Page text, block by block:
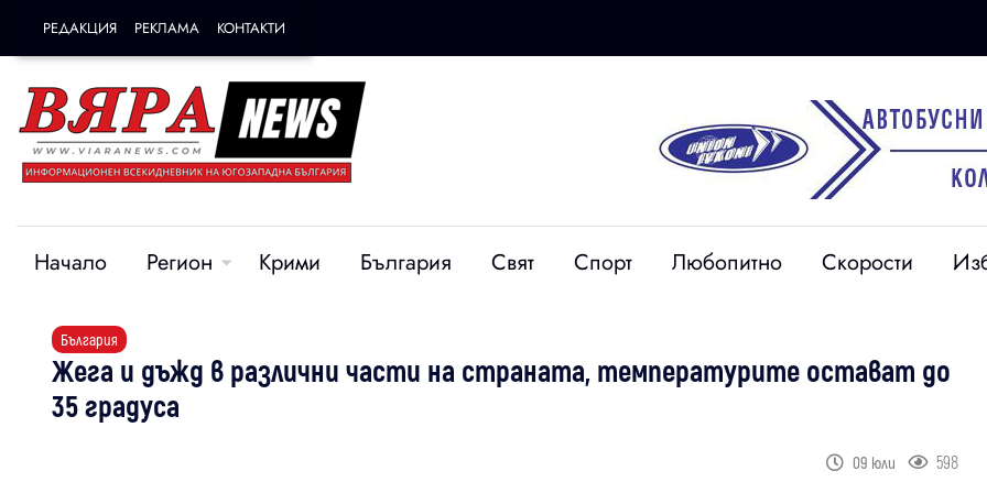
РЕДАКЦИЯ РЕКЛАМА КОНТАКТИ
Начало Регион Крими България Свят Спорт Любопитно Скорости
България
Жега и дъжд в различни части на страната, температурите остават до
35 градуса
09 юли 598